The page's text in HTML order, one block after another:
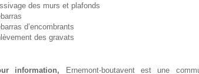
des murs et plafonds
d’encombrants
des gravats
information, Ernemont-boutavent est une